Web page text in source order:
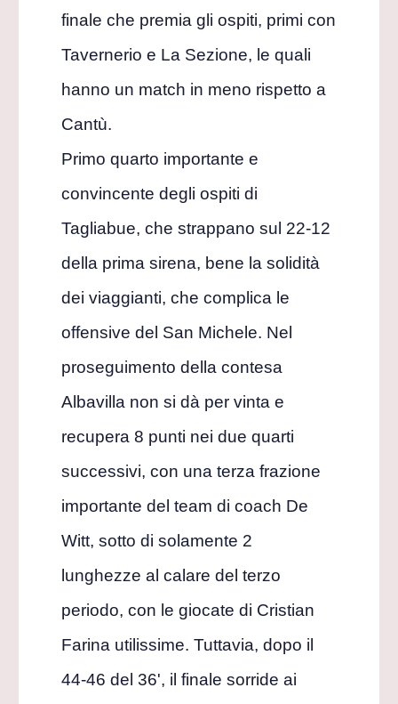
finale che premia gli ospiti, primi con
Tavernerio e La Sezione, le quali
hanno un match in meno rispetto a
Cantù.
Primo quarto importante e
convincente degli ospiti di
Tagliabue, che strappano sul 22-12
della prima sirena, bene la solidità
dei viaggianti, che complica le
offensive del San Michele. Nel
proseguimento della contesa
Albavilla non si dà per vinta e
recupera 8 punti nei due quarti
successivi, con una terza frazione
importante del team di coach De
Witt, sotto di solamente 2
lunghezze al calare del terzo
periodo, con le giocate di Cristian
Farina utilissime. Tuttavia, dopo il
44-46 del 36', il finale sorride ai